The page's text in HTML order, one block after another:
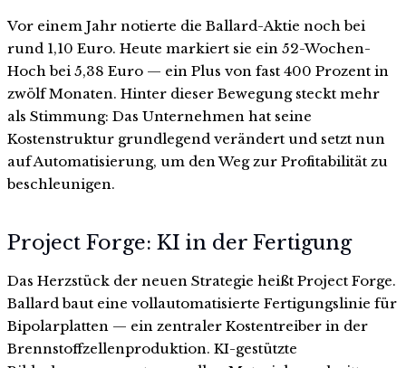
Vor einem Jahr notierte die Ballard-Aktie noch bei
rund 1,10 Euro. Heute markiert sie ein 52-Wochen-
Hoch bei 5,38 Euro — ein Plus von fast 400 Prozent in
zwölf Monaten. Hinter dieser Bewegung steckt mehr
als Stimmung: Das Unternehmen hat seine
Kostenstruktur grundlegend verändert und setzt nun
auf Automatisierung, um den Weg zur Profitabilität zu
beschleunigen.
Project Forge: KI in der Fertigung
Das Herzstück der neuen Strategie heißt Project Forge.
Ballard baut eine vollautomatisierte Fertigungslinie für
Bipolarplatten — ein zentraler Kostentreiber in der
Brennstoffzellenproduktion. KI-gestützte